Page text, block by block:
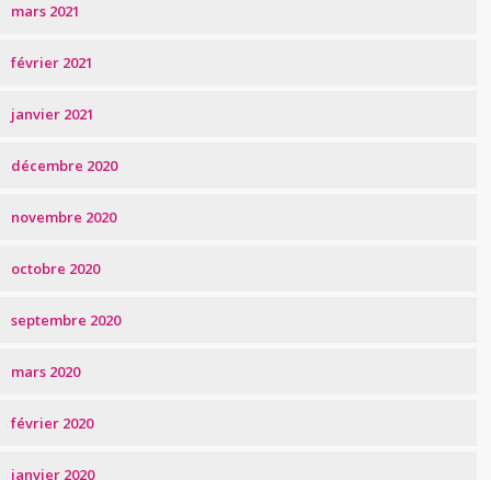
mars 2021
février 2021
janvier 2021
décembre 2020
novembre 2020
octobre 2020
septembre 2020
mars 2020
février 2020
janvier 2020